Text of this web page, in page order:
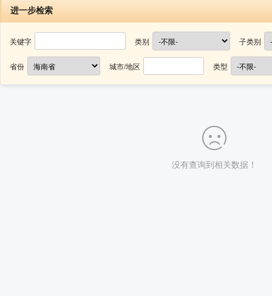
进一步检索
关键字 类别 子类别
省份 城市/地区 类型
没有查询到相关数据！